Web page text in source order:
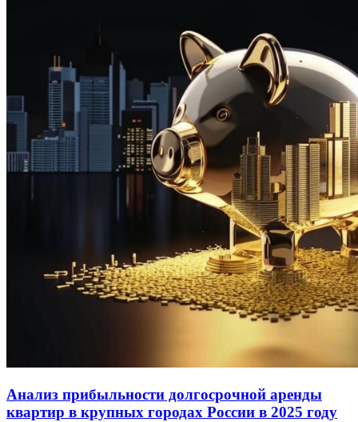
Анализ прибыльности долгосрочной аренды
квартир в крупных городах России в 2025 году